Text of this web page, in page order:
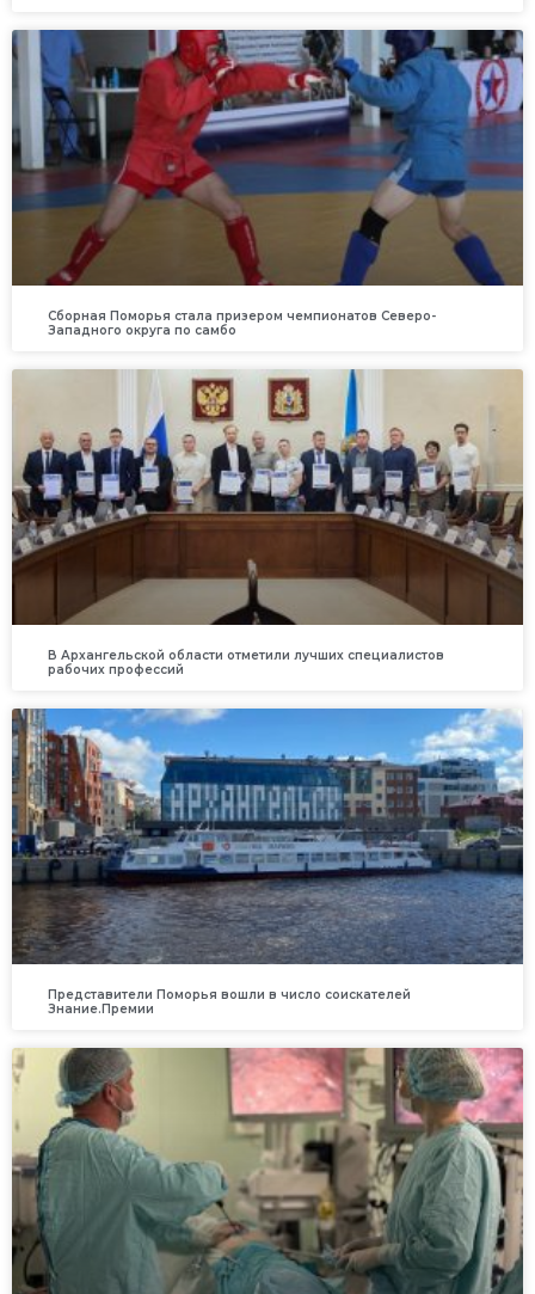
Сборная Поморья стала призером чемпионатов Северо-
Западного округа по самбо
В Архангельской области отметили лучших специалистов
рабочих профессий
Представители Поморья вошли в число соискателей
Знание.Премии